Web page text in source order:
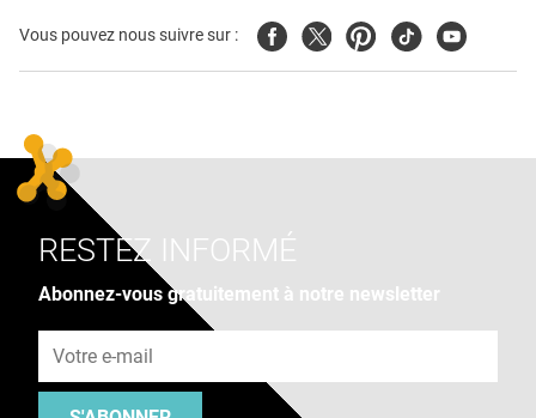
Vous pouvez nous suivre sur : FacebookTwitterPinterest
TiktokYoutube
RESTEZ INFORMÉ
Abonnez-vous gratuitement à notre newsletter